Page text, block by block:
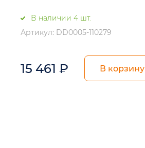
В наличии 4 шт.
Артикул: DD0005-110279
15 461 ₽ В корзину